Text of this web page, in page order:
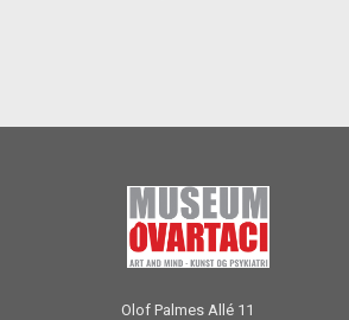
Olof Palmes Allé 11